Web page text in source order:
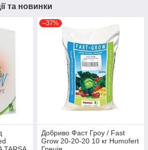
та новинки
–37%
Добриво Фаст Гроу / Fast
Grow 20-20-20 10 кг Humofert